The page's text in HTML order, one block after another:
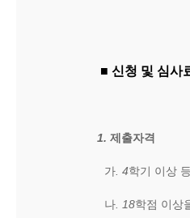
■ 신청 및 심사
1. 제출자격
가 . 4학기 이상
나 . 18학점 이상